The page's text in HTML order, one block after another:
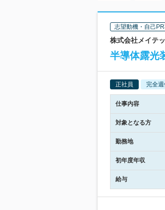
志望動機・自己
株式会社メイテ
半導体露光
正社員 完全週
仕事内容
対象となる方
勤務地
初年度年収
給与